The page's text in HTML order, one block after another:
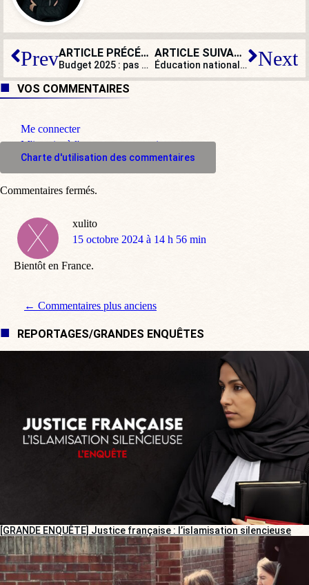
Prev ARTICLE PRÉCÉDENT
Budget 2025 : pas d’austérité pour les politiques et les clandestins
ARTICLE SUIVANT
Éducation nationale : les syndicats d’enseignants menacent d’une grève Next
VOS COMMENTAIRES
Me connecter
M'inscrire à l'espace commentaire
Charte d'utilisation des commentaires
xulito
dit
15 octobre 2024 à 14 h 56 min
Bientôt en France.
Navigation de commentaire
← Commentaires plus anciens
Commentaires fermés.
REPORTAGES/GRANDES ENQUÊTES
[GRANDE ENQUÊTE] Justice française : l’islamisation silencieuse